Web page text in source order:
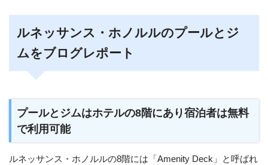
ルネッサンス・ホノルルのプールとジ
ムをブログレポート
プールとジムはホテルの8階にあり宿泊者は無料
で利用可能
ルネッサンス・ホノルルの8階には「Amenity Deck」と呼ばれ